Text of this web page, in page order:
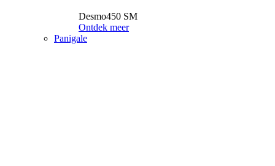
Desmo450 SM
Ontdek meer
Panigale